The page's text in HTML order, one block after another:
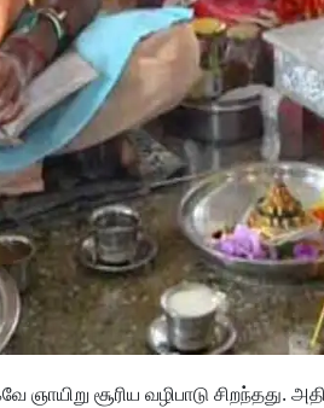
சூரிய வழிபாடு சிறந்தது.